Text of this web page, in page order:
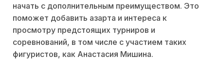
начать с дополнительным преимуществом. Это
поможет добавить азарта и интереса к
просмотру предстоящих турниров и
соревнований, в том числе с участием таких
фигуристов, как Анастасия Мишина.